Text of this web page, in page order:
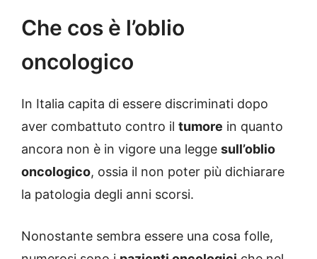
Che cos è l’oblio
oncologico
In Italia capita di essere discriminati dopo
aver combattuto contro il tumore in quanto
ancora non è in vigore una legge sull’oblio
oncologico, ossia il non poter più dichiarare
la patologia degli anni scorsi.
Nonostante sembra essere una cosa folle,